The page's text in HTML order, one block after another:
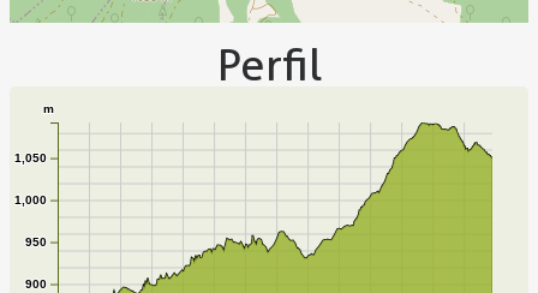
Perfil
900
950
1,000
1,050
m